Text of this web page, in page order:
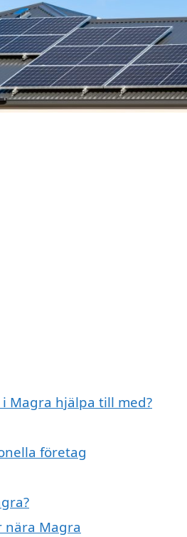
Magra hjälpa till med?
företag
nära Magra